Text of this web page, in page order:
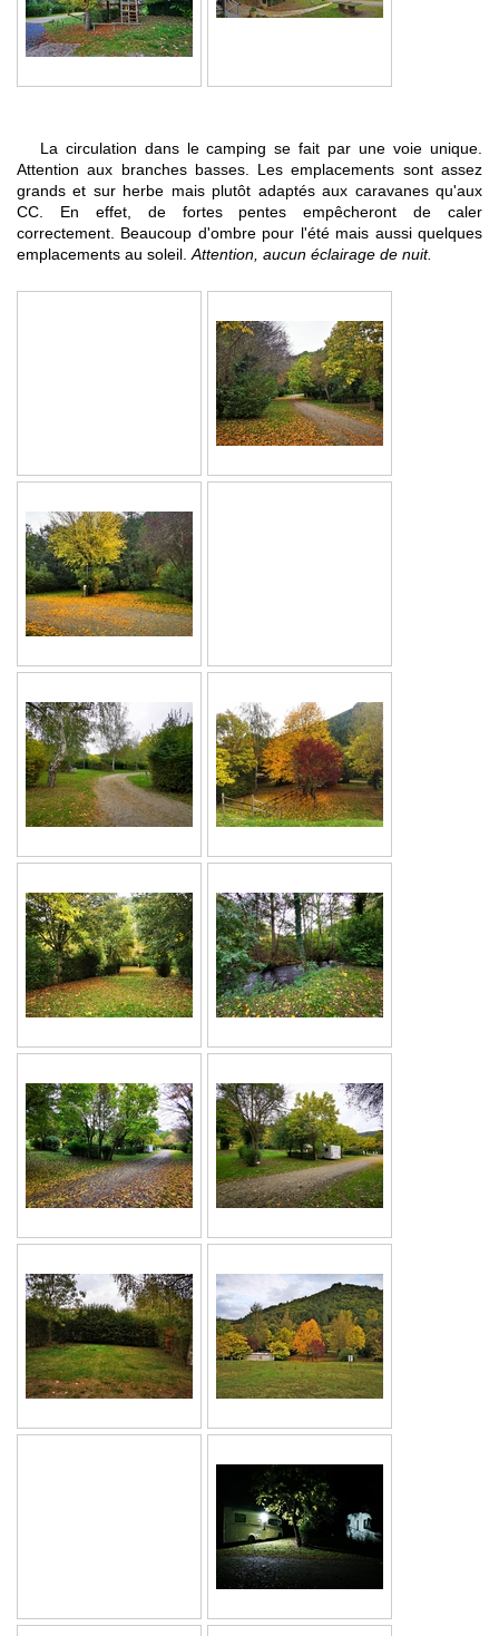
La circulation dans le camping se fait par une voie unique.
Attention aux branches basses. Les emplacements sont assez
grands et sur herbe mais plutôt adaptés aux caravanes qu'aux
CC. En effet, de fortes pentes empêcheront de caler
correctement. Beaucoup d'ombre pour l'été mais aussi quelques
emplacements au soleil. Attention, aucun éclairage de nuit.